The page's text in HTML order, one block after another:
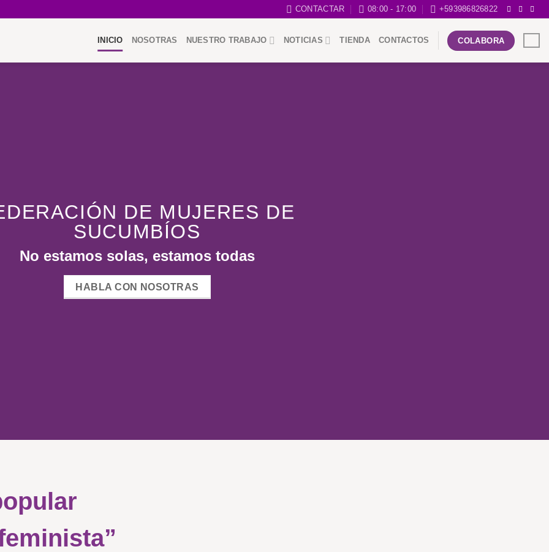
CONTACTAR 08:00 - 17:00 +593986826822
INICIO NOSOTRAS NUESTRO TRABAJO NOTICIAS TIENDA CONTACTOS COLABORA
DE MUJERES DE
SUCUMBÍOS
No estamos solas, estamos todas
HABLA CON NOSOTRAS